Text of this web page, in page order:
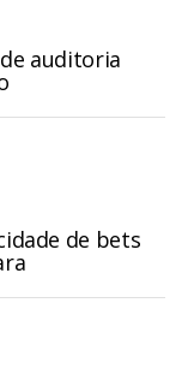
auditoria
de bets